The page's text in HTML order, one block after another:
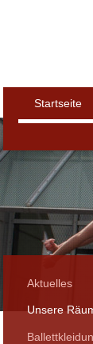
Startseite
Aktuelles
Unsere